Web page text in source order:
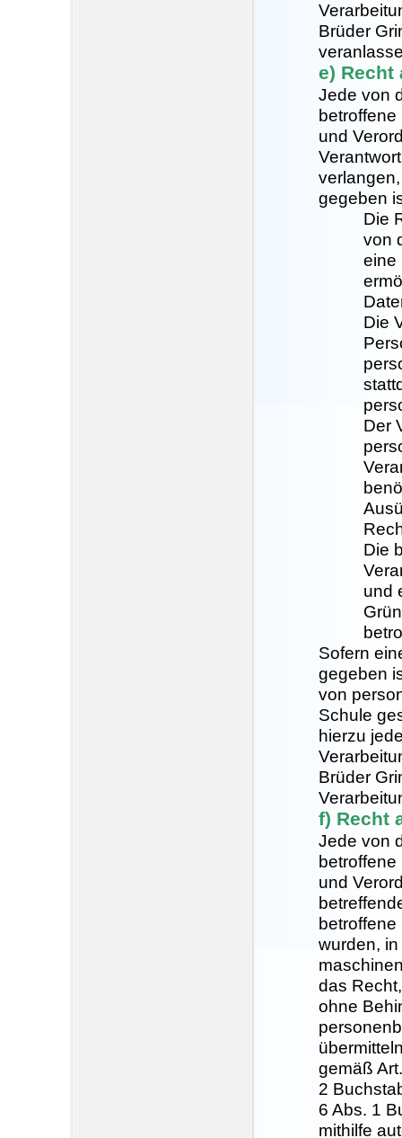
Brüder
e) Recht
Jede von
und
gegeben
Die
von
eine
Die
Der
Die
und
Sofern
gegeben
von
Schule
hierzu
Brüder
f) Recht
Jede von
und
wurden,
das
ohne
gemäß
2
6 Abs. 1
mithilfe